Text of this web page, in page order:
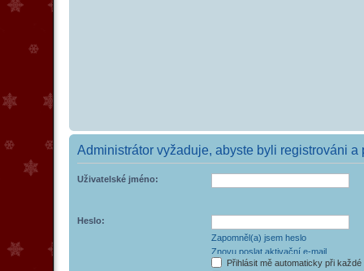
Administrátor vyžaduje, abyste byli registrováni
Uživatelské jméno:
Heslo:
Zapomněl(a) jsem heslo
Znovu poslat aktivační e-mail
Přihlásit mě automaticky při